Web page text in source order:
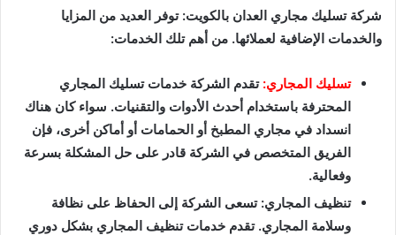
شركة تسليك مجاري العدان بالكويت: توفر العديد من المزايا
والخدمات الإضافية لعملائها. من أهم تلك الخدمات:
تسليك المجاري:تقدم الشركة خدمات تسليك المجاري
المحترفة باستخدام أحدث الأدوات والتقنيات. سواء كان هناك
انسداد في مجاري المطبخ أو الحمامات أو أماكن أخرى، فإن
الفريق المتخصص في الشركة قادر على حل المشكلة بسرعة
وفعالية.
تنظيف المجاري: تسعى الشركة إلى الحفاظ على نظافة
وسلامة المجاري. تقدم خدمات تنظيف المجاري بشكل دوري